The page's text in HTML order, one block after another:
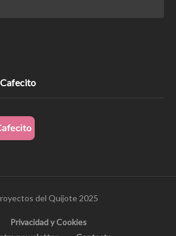
del Quijote 2025
Privacidad y Cookies